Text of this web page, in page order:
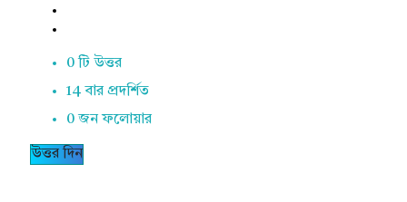
0 টি উত্তর
14বার প্রদর্শিত
0 জন ফলোয়ার
উত্তর দিন